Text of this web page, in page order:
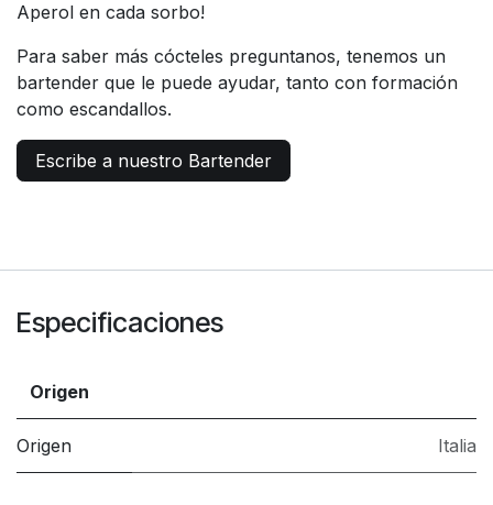
Aperol en cada sorbo!
Para saber más cócteles preguntanos, tenemos un
bartender que le puede ayudar, tanto con formación
como escandallos.
Escribe a nuestro Bartender
Especificaciones
Origen
Origen Italia